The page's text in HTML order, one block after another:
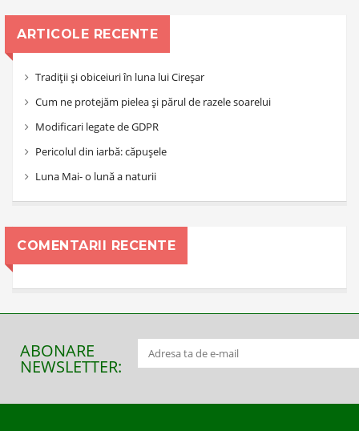
ARTICOLE RECENTE
Tradiții și obiceiuri în luna lui Cireșar
Cum ne protejăm pielea și părul de razele soarelui
Modificari legate de GDPR
Pericolul din iarbă: căpușele
Luna Mai- o lună a naturii
COMENTARII RECENTE
ABONARE
NEWSLETTER: